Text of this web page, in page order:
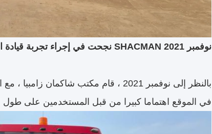
نوفمبر 2021 SHACMAN نجحت في إجراء تجربة قيادة اختبار F3000 Super Edition Tipper في سوق زامبيا
بالنظر إلى نوفمبر 2021 ، قام مكتب
في الموقع اهتماما كبيرا من قبل المستخدمين على طول